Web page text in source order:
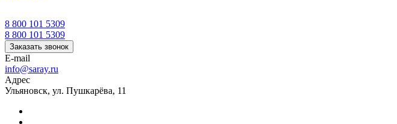
8 800 101 5309
8 800 101 5309
Заказать звонок
E-mail
info@saray.ru
Адрес
Ульяновск, ул. Пушкарёва, 11